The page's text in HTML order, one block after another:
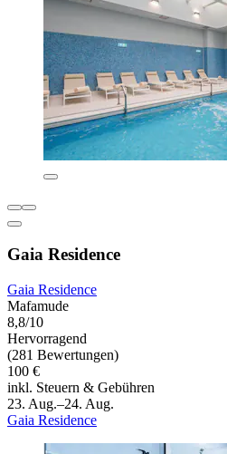
Gaia Residence
Gaia Residence
Mafamude
8,8/10
Hervorragend
(281 Bewertungen)
100 €
inkl. Steuern & Gebühren
23. Aug.–24. Aug.
Gaia Residence